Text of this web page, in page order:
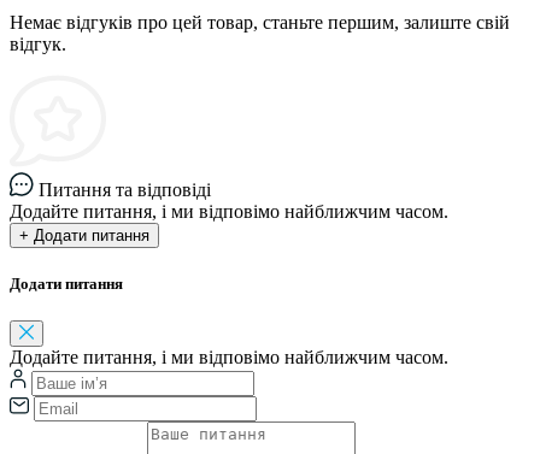
Немає відгуків про цей товар, станьте першим, залиште свій
відгук.
Питання та відповіді
Додайте питання, і ми відповімо найближчим часом.
+ Додати питання
Додати питання
Додайте питання, і ми відповімо найближчим часом.